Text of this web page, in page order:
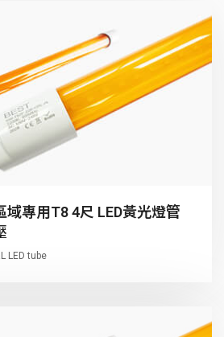
專用T8 4尺 LED黃光燈管
LED tube